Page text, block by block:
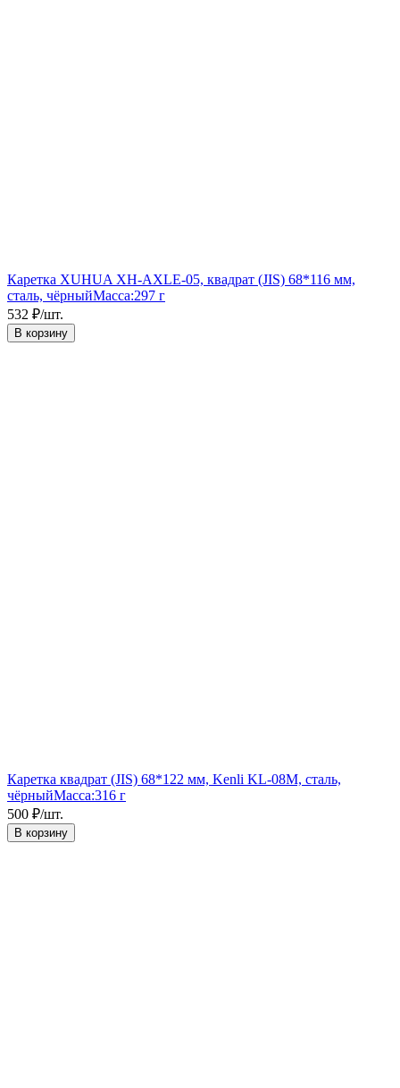
Каретка XUHUA XH-AXLE-05, квадрат (JIS) 68*116 мм,
сталь, чёрныйМасса:297 г
532 ₽/шт.
В корзину
Каретка квадрат (JIS) 68*122 мм, Kenli KL-08M, сталь,
чёрныйМасса:316 г
500 ₽/шт.
В корзину